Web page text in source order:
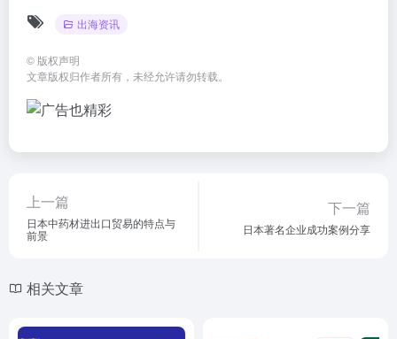
出海资讯
© 版权声明
文章版权归作者所有，未经允许请勿转载。
上一篇
日本中药材进出口贸易的特点与
前景
下一篇
日本著名企业成功案例分享
相关文章